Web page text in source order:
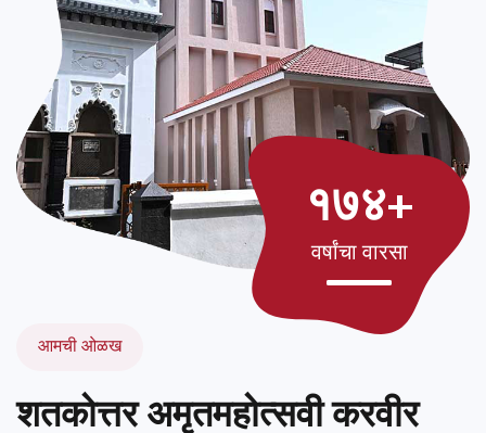
१७४+
वर्षांचा वारसा
आमची ओळख
शतकोत्तर अमृतमहोत्सवी करवीर